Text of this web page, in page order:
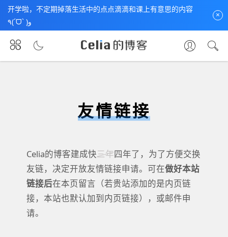
开学啦，不定期掉落生活中的点点滴滴和课上有意思的内容
٩(ˊᗜˋ )و
×
首页 友情链接 🔗
友情链接
Celia的博客建成快三年四年了，为了方便交换
友链，决定开放友情链接申请。可在做好本站
链接后在本页留言（若贵站添加的是内页链
接，本站也默认加到内页链接），或邮件申
请。